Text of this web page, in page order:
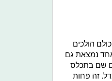
הולכים
נמצאת גם
שם בתכלס
זה פחות